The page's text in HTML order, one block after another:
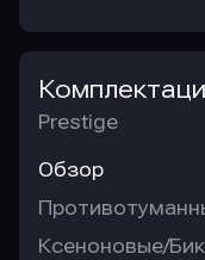
Prestige
Обзор
Ксеноновые/